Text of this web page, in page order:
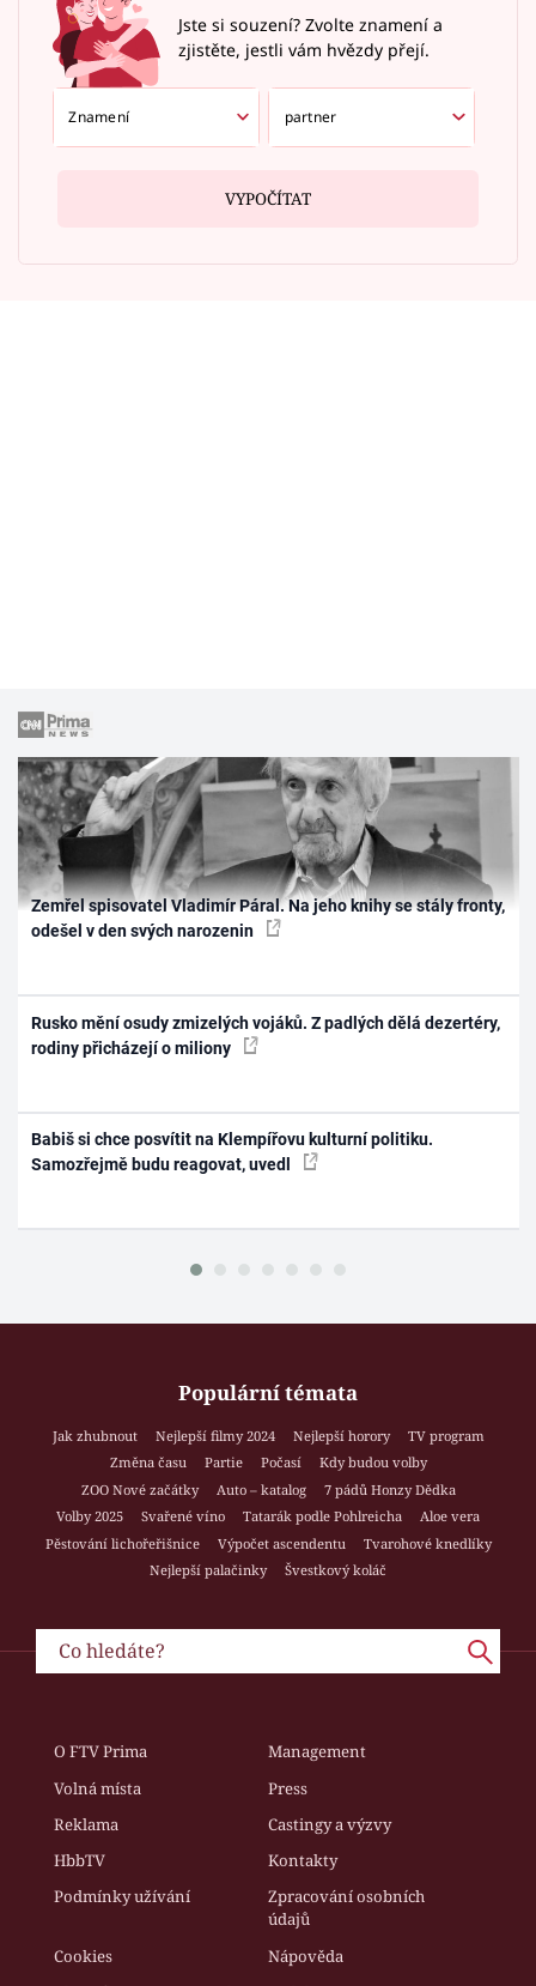
Jste si souzení? Zvolte znamení a
zjistěte, jestli vám hvězdy přejí.
VYPOČÍTAT
Zemřel spisovatel Vladimír Páral. Na jeho knihy se stály fronty,
odešel v den svých narozenin
Rusko mění osudy zmizelých vojáků. Z padlých dělá dezertéry,
rodiny přicházejí o miliony
Babiš si chce posvítit na Klempířovu kulturní politiku.
Samozřejmě budu reagovat, uvedl
Populární témata
Jak zhubnout Nejlepší filmy 2024 Nejlepší horory
TV program
Změna času
Partie Počasí
Kdy budou volby
ZOO Nové začátky
Auto – katalog
7 pádů Honzy Dědka
Volby 2025
Svařené víno Tatarák podle Pohlreicha
Aloe vera
Pěstování lichořeřišnice
Výpočet ascendentu
Tvarohové knedlíky
Nejlepší palačinky
Švestkový koláč
O FTV Prima
Management
Volná místa
Press
Reklama
Castingy a výzvy
HbbTV
Kontakty
Podmínky užívání
Zpracování osobních
údajů
Cookies
Nápověda